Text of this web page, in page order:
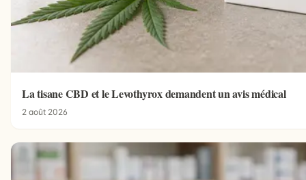
La tisane CBD et le Levothyrox demandent un avis médical
2 août 2026